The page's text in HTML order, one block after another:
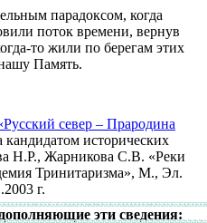
парадоксом, когда
поток времени, вернув
то жили по берегам этих
Память.
север – Прародина
кандидатом исторических
Н.Р., Жарникова С.В. «Реки
Тринитаризма», М., Эл.
г.
эти сведения: